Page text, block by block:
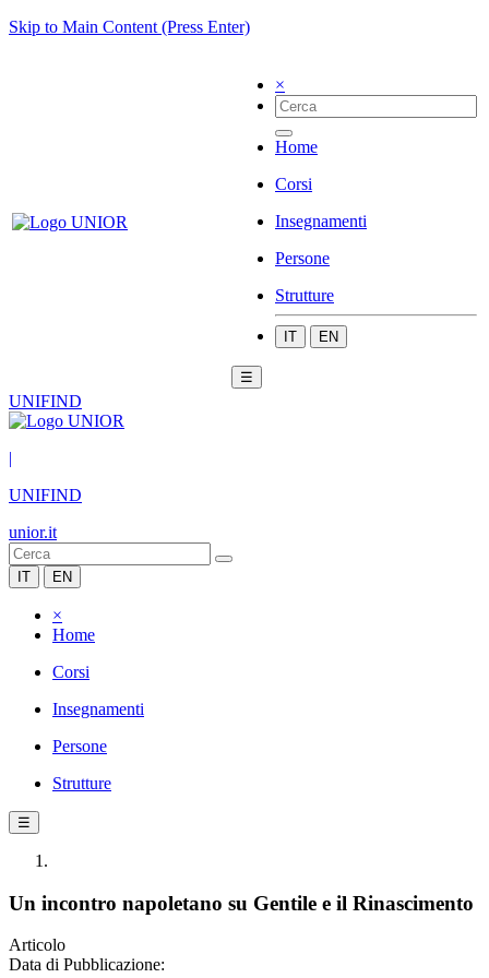
Skip to Main Content (Press Enter)
×
Home
Corsi
Insegnamenti
Persone
Strutture
IT EN
☰
UNIFIND
|
UNIFIND
unior.it
IT EN
×
Home
Corsi
Insegnamenti
Persone
Strutture
☰
Un incontro napoletano su Gentile e il Rinascimento
Articolo
Data di Pubblicazione: